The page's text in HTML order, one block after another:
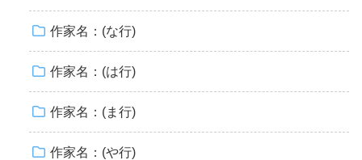
作家名：(な行)
作家名：(は行)
作家名：(ま行)
作家名：(や行)